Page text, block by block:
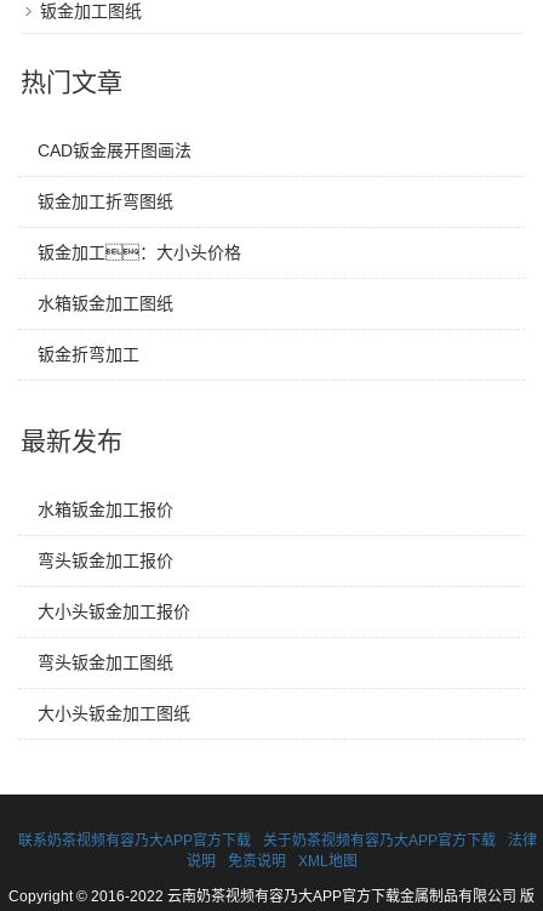
钣金加工图纸
热门文章
CAD钣金展开图画法
钣金加工折弯图纸
钣金加工：大小头价格
水箱钣金加工图纸
钣金折弯加工
最新发布
水箱钣金加工报价
弯头钣金加工报价
大小头钣金加工报价
弯头钣金加工图纸
大小头钣金加工图纸
联系奶茶视频有容乃大APP官方下载 关于奶茶视频有容乃大APP官方下载
法律
说明
免责说明 XML地图
Copyright © 2016-2022 云南奶茶视频有容乃大APP官方下载金属制品有限公司 版